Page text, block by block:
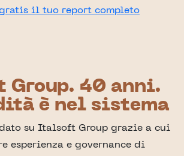
il tuo report completo
40 anni.
è nel sistema
su Italsoft Group grazie a cui
esperienza e governance di